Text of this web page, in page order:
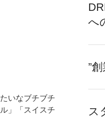
いなブチブチ
」「スイスチ
へ
”
ス